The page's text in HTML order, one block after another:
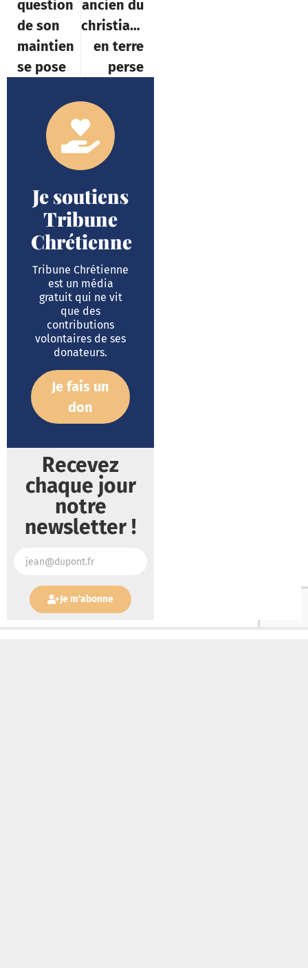
question
de son
maintien
se pose
ancien du
christianisme
en terre
perse
Je soutiens
Tribune
Chrétienne
Tribune Chrétienne
est un média
gratuit qui ne vit
que des
contributions
volontaires de ses
donateurs.
Je fais un
don
Recevez
chaque jour
notre
newsletter !
Je m'abonne